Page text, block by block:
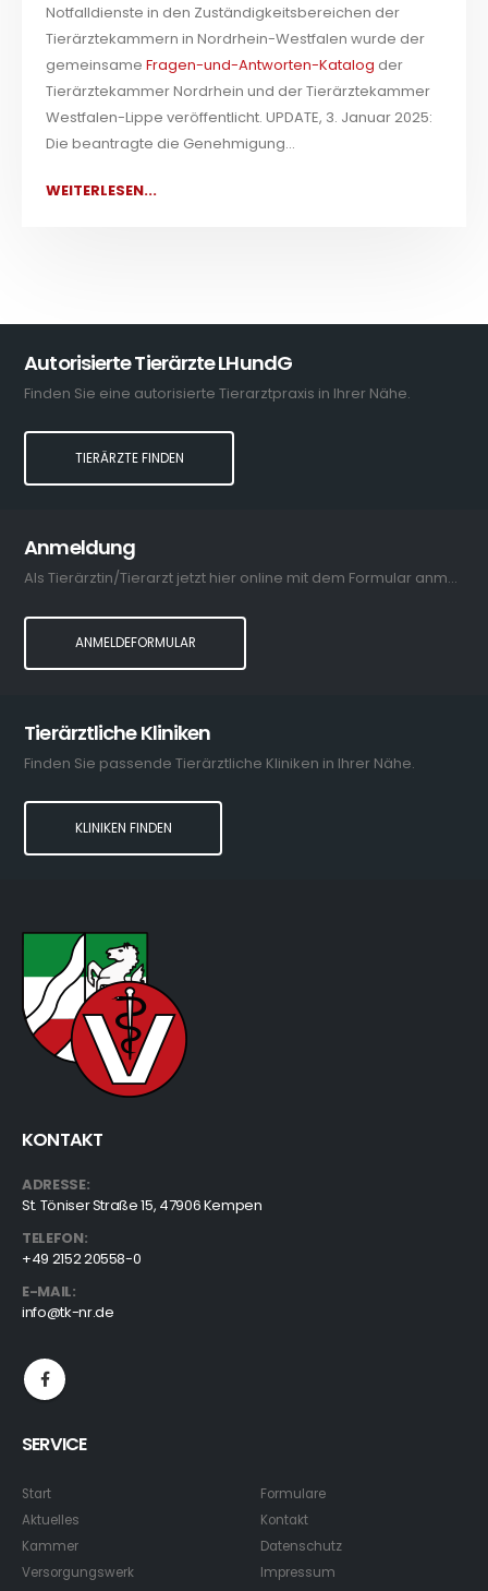
Notfalldienste in den Zuständigkeitsbereichen der
Tierärztekammern in Nordrhein-Westfalen wurde der
gemeinsameFragen-und-Antworten-Katalog der
Tierärztekammer Nordrhein und der Tierärztekammer
Westfalen-Lippe veröffentlicht. UPDATE, 3. Januar 2025:
Die beantragte die Genehmigung...
WEITERLESEN...
Autorisierte Tierärzte LHundG
Finden Sie eine autorisierte Tierarztpraxis in Ihrer Nähe.
TIERÄRZTE FINDEN
Anmeldung
Als Tierärztin/Tierarzt jetzt hier online mit dem Formular anmelden.
ANMELDEFORMULAR
Tierärztliche Kliniken
Finden Sie passende Tierärztliche Kliniken in Ihrer Nähe.
KLINIKEN FINDEN
KONTAKT
ADRESSE:
St. Töniser Straße 15, 47906 Kempen
TELEFON:
+49 2152 20558-0
E-MAIL:
info@tk-nr.de
SERVICE
Start
Aktuelles
Kammer
Versorgungswerk
Formulare
Kontakt
Datenschutz
Impressum